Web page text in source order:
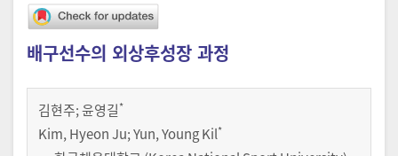
배구선수의 외상후성장 과정
김현주;윤영길*
Kim, Hyeon Ju; Yun, Young Kil*